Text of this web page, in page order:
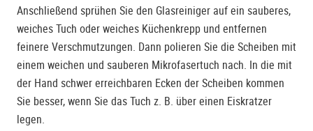
Anschließend sprühen Sie den Glasreiniger auf ein sauberes,
weiches Tuch oder weiches Küchenkrepp und entfernen
feinere Verschmutzungen. Dann polieren Sie die Scheiben mit
einem weichen und sauberen Mikrofasertuch nach. In die mit
der Hand schwer erreichbaren Ecken der Scheiben kommen
Sie besser, wenn Sie das Tuch z. B. über einen Eiskratzer
legen.